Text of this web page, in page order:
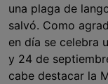
una plaga de
salvó. Como
en día se celebra
y 24 de
cabe destacar la